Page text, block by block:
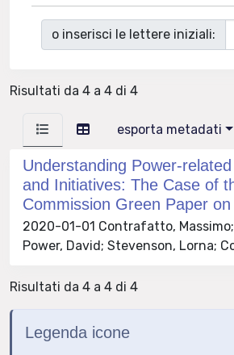
o inserisci le lettere iniziali:
Risultati da 4 a 4 di 4
esporta metadati
Understanding Power-
and Initiatives: The Case of
Commission Green Paper on
2020-01-01 Contrafatto,
Power, David; Stevenson, Lorna;
Risultati da 4 a 4 di 4
Legenda icone